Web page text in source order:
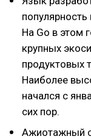
На Go в этом
крупных
продуктовых
Наиболее
начался с
сих пор.
Ажиотажный